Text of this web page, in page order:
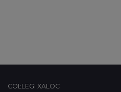
COL·LEGI XALOC